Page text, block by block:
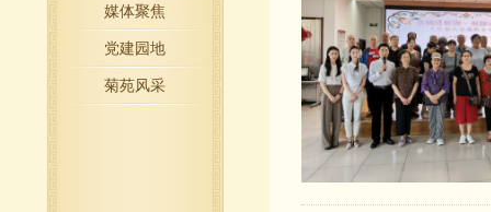
媒体聚焦
党建园地
菊苑风采